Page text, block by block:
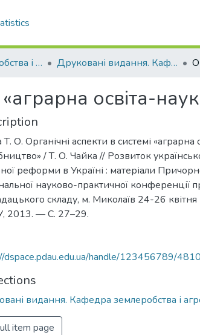
Кафедра землеробства і агрохімії ім. В.І.Сазанова Друковані видання. Кафедра землеробства і агрохімії ім. В.І.Сазанова
«аграрна освіта-
О. Органічні аспекти в системі «аграрна
/ Т. О. Чайка // Розвиток
реформи в Україні : матеріали
науково-практичної конференції
складу, м. Миколаїв 24-26
2013. — С. 27–29.
dspace.pdau.edu.ua/handle/123456789/4810
видання. Кафедра землеробства і
item page